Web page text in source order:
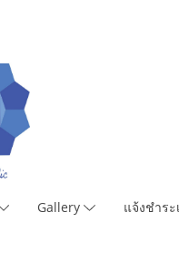
Gallery แจ้งชำระ